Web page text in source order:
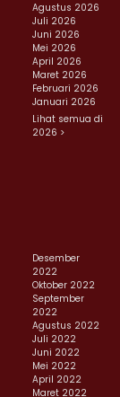
Agustus 2026
Juli 2026
Juni 2026
Mei 2026
April 2026
Maret 2026
Februari 2026
Januari 2026
Lihat semua di
2026 >
Desember
2022
Oktober 2022
September
2022
Agustus 2022
Juli 2022
Juni 2022
Mei 2022
April 2022
Maret 2022